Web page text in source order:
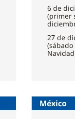
6 de
(primer
27 de
México